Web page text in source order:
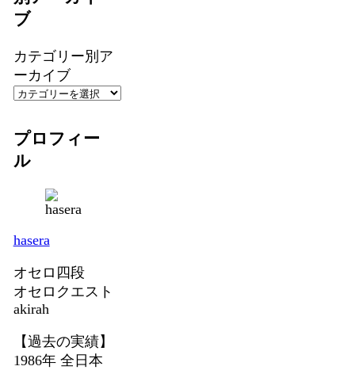
ブ
カテゴリー別ア
ーカイブ
プロフィー
ル
hasera
オセロ四段
オセロクエスト
akirah
【過去の実績】
1986年 全日本